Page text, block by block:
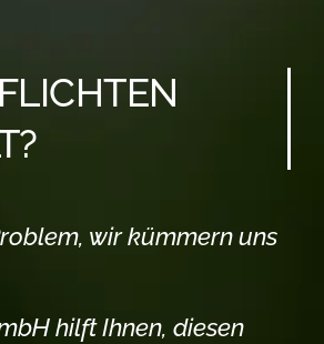
wir kümmern uns
hilft Ihnen, diesen